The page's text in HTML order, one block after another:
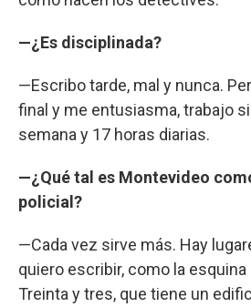
—¿Es disciplinada?
—Escribo tarde, mal y nunca.
final y me entusiasma, trabajo
semana y 17 horas diarias.
—¿Qué tal es Montevideo
policial?
—Cada vez sirve más. Hay
quiero escribir, como la esquina
Treinta y tres, que tiene un